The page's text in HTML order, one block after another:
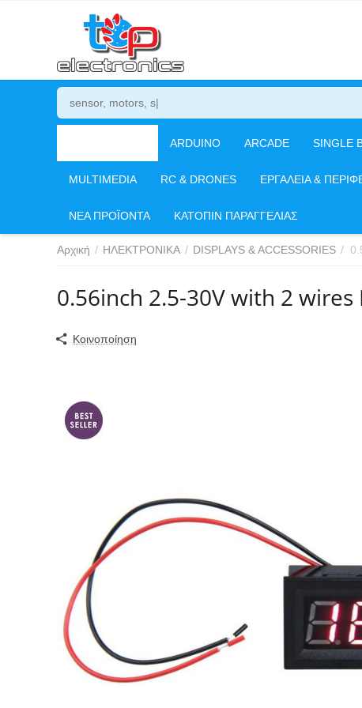
ARDUINO ARCADE SINGLE
MULTIMEDIA RC & DRONES ΕΡΓΑΛΕΙΑ &
ΝΕΑ ΠΡΟΪΟΝΤΑ ΚΑΤΟΠΙΝ ΠΑΡΑΓΓΕΛΙΑΣ
Αρχική / ΗΛΕΚΤΡΟΝΙΚΑ / DISPLAYS & ACCESSORIES /
0.56inch 2.5-30V with 2 wires
Κοινοποίηση